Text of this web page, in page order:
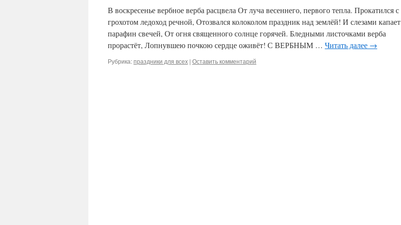
В воскресенье вербное верба расцвела От луча весеннего, первого тепла. Прокатился с
грохотом ледоход речной, Отозвался колоколом праздник над землёй! И слезами капает
парафин свечей, От огня священного солнце горячей. Бледными листочками верба
прорастёт, Лопнувшею почкою сердце оживёт! С ВЕРБНЫМ … Читать далее →
Рубрика:праздники для всех | Оставить комментарий